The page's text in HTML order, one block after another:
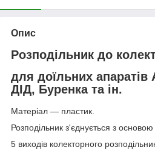
Опис
Розподільник до
для доїльних апаратів
ДІД, Буренка та ін.
Матеріал — пластик.
Розподільник з'єднується з основою
5 виходів колекторного